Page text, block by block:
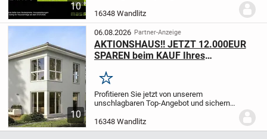
10
für eins unserer 5 Top-Seller. Jetzt
zuschlagen und dem Traum des
Eigenheims...
16348 Wandlitz
10
06.08.2026 Partner-Anzeige
AKTIONSHAUS!! JETZT 12.000EUR
SPAREN beim KAUF Ihres
Merken
Profitieren Sie jetzt von unserem
unschlagbaren Top-Angebot und sichern
für eins unserer 5 Top-Seller. Jetzt
zuschlagen und dem Traum des
16348 Wandlitz